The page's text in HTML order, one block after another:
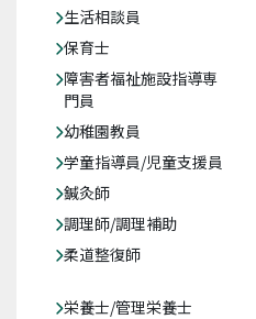
生活相談員
保育士
障害者福祉施設指導専
門員
幼稚園教員
学童指導員/児童支援員
鍼灸師
調理師/調理補助
柔道整復師
栄養士/管理栄養士